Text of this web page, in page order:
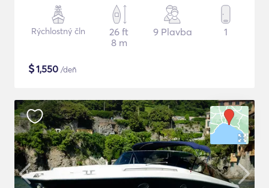
Rýchlostný čln
26 ft
8 m
9 Plavba 1
$1,550 /deň